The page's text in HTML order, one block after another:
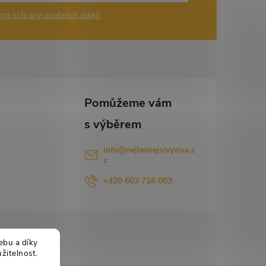
a díky
ochrany osobních údajů
info@nejlevnejsivyziva.c
z
+420 603 718 083